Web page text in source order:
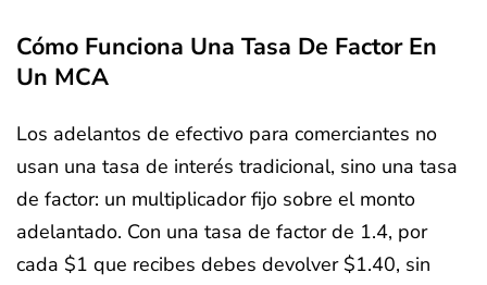
Cómo Funciona Una Tasa De Factor En
Un MCA
Los adelantos de efectivo para comerciantes no
usan una tasa de interés tradicional, sino una tasa
de factor: un multiplicador fijo sobre el monto
adelantado. Con una tasa de factor de 1.4, por
cada $1 que recibes debes devolver $1.40, sin